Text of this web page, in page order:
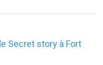
Secret story à Fort